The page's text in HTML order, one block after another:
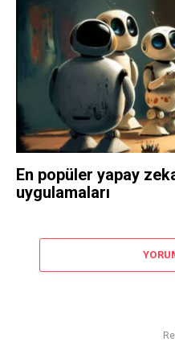
En popüler yapay
uygulamaları